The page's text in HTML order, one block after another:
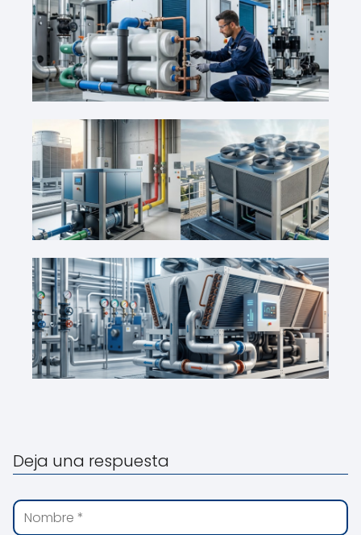
Deja una respuesta